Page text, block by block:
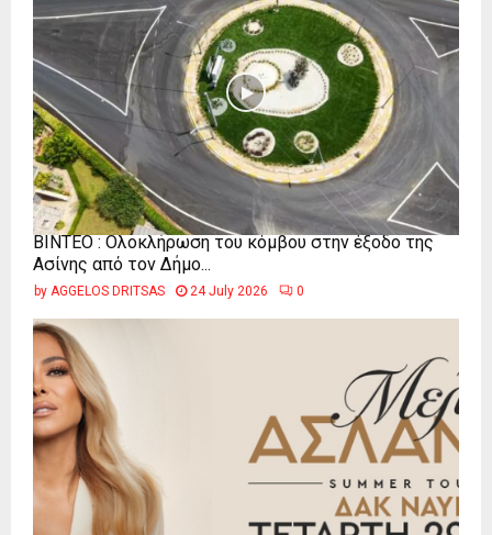
ΒΙΝΤΕΟ : Ολοκλήρωση του κόμβου στην έξοδο της
Ασίνης από τον Δήμο...
by AGGELOS DRITSAS 24 July 2026 0